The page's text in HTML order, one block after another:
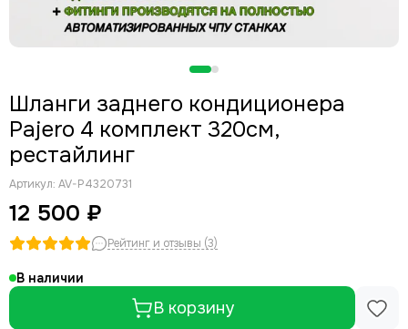
Шланги заднего кондиционера
Pajero 4 комплект 320см,
рестайлинг
Артикул: AV-P4320731
12 500 ₽
Рейтинг и отзывы (3)
В наличии
В корзину